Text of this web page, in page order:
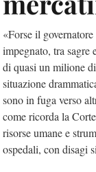
«Forse il
impegnato, tra sagre
di quasi un milione
situazione
sono in fuga verso
come ricorda la
risorse umane e
ospedali, con disagi